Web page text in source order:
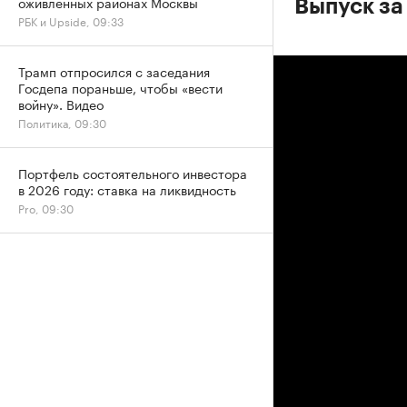
Выпуск
РБК и Upside, 09:33
Трамп отпросился с заседания
Госдепа пораньше, чтобы «вести
войну». Видео
Политика, 09:30
Портфель состоятельного инвестора
в 2026 году: ставка на ликвидность
Pro, 09:30